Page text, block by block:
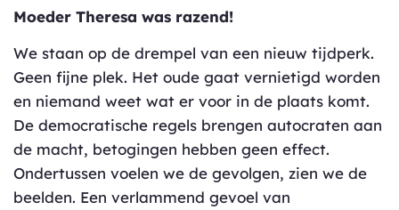
Moeder Theresa was razend!
We staan op de drempel van een nieuw tijdperk.
Geen fijne plek. Het oude gaat vernietigd worden
en niemand weet wat er voor in de plaats komt.
De democratische regels brengen autocraten aan
de macht, betogingen hebben geen effect.
Ondertussen voelen we de gevolgen, zien we de
beelden. Een verlammend gevoel van